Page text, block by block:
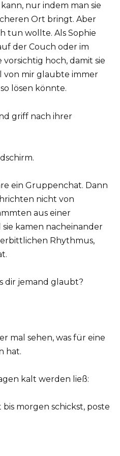
nur indem man sie
Ort bringt. Aber
tun wollte. Als Sophie
der Couch oder im
hoch, damit sie
von mir glaubte immer
lösen könnte.
griff nach ihrer
ein Gruppenchat. Dann
nicht von
aus einer
kamen nacheinander
Rhythmus,
dir jemand glaubt?
mal sehen, was für eine
hat.
kalt werden ließ:
morgen schickst, poste